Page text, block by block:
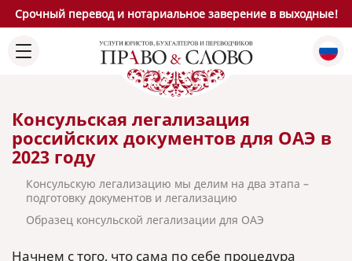
Срочный перевод и нотариальное заверение в выходные!
Консульская легализация
российских документов для ОАЭ в
2023 году
Консульскую легализацию мы делим на два этапа –
подготовку документов и легализацию
Образец консульской легализации для ОАЭ
Начнем с того, что сама по себе процедура